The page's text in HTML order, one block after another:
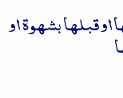
اوقبلھا بشہوۃ او